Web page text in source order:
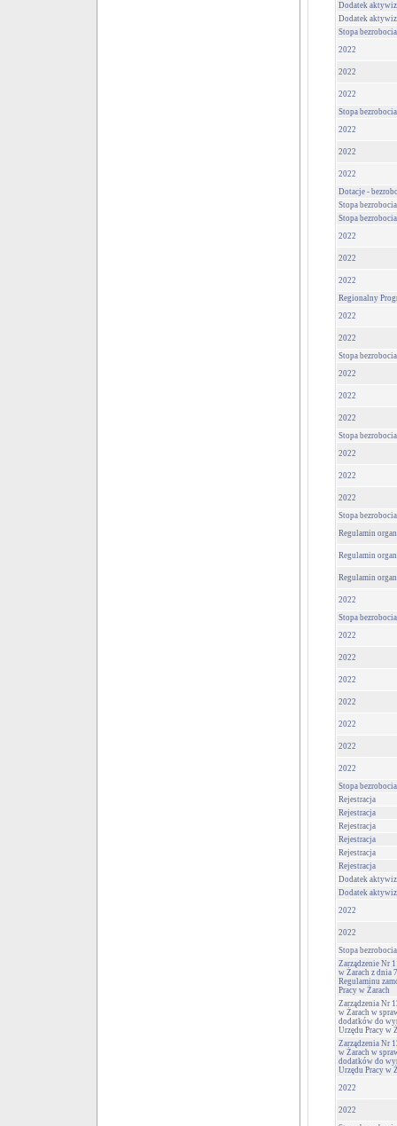
Dodatek
Dodatek
Stopa bezrobocia
2022
2022
2022
Stopa bezrobocia
2022
2022
2022
Dotacje -
Stopa bezrobocia
Stopa bezrobocia
2022
2022
2022
Regionalny
2022
2022
Stopa bezrobocia
2022
2022
2022
Stopa bezrobocia
2022
2022
2022
Stopa bezrobocia
Regulamin
Regulamin
Regulamin
2022
Stopa bezrobocia
2022
2022
2022
2022
2022
2022
2022
Stopa bezrobocia
Rejestracja
Rejestracja
Rejestracja
Rejestracja
Rejestracja
Rejestracja
Dodatek
Dodatek
2022
2022
Stopa bezrobocia
Zarządzenie Nr
w Żarach z dnia
Regulaminu
Pracy w Żarach
Zarządzenia Nr
w Żarach w
dodatków do
Urzędu Pracy w
Zarządzenia Nr
w Żarach w
dodatków do
Urzędu Pracy w
2022
2022